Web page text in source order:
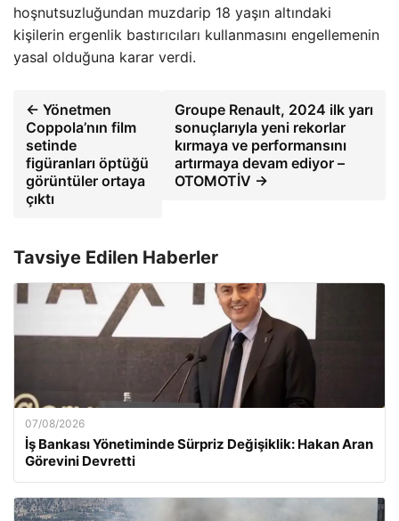
hoşnutsuzluğundan muzdarip 18 yaşın altındaki
kişilerin ergenlik bastırıcıları kullanmasını engellemenin
yasal olduğuna karar verdi.
← Yönetmen
Coppola’nın film
setinde
figüranları öptüğü
görüntüler ortaya
çıktı
Groupe Renault, 2024 ilk yarı
sonuçlarıyla yeni rekorlar
kırmaya ve performansını
artırmaya devam ediyor –
OTOMOTİV →
Tavsiye Edilen Haberler
07/08/2026
İş Bankası Yönetiminde Sürpriz Değişiklik: Hakan Aran
Görevini Devretti